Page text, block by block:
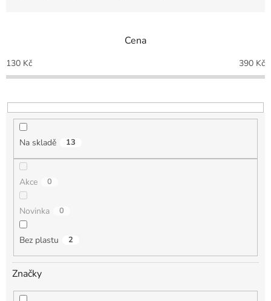
p
r
o
u
Cena
130 Kč 390 Kč
Na skladě 13
Akce 0
Novinka 0
Bez plastu 2
Značky